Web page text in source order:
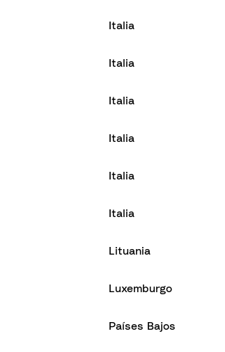
Italia
Italia
Italia
Italia
Italia
Italia
Lituania
Luxemburgo
Países Bajos